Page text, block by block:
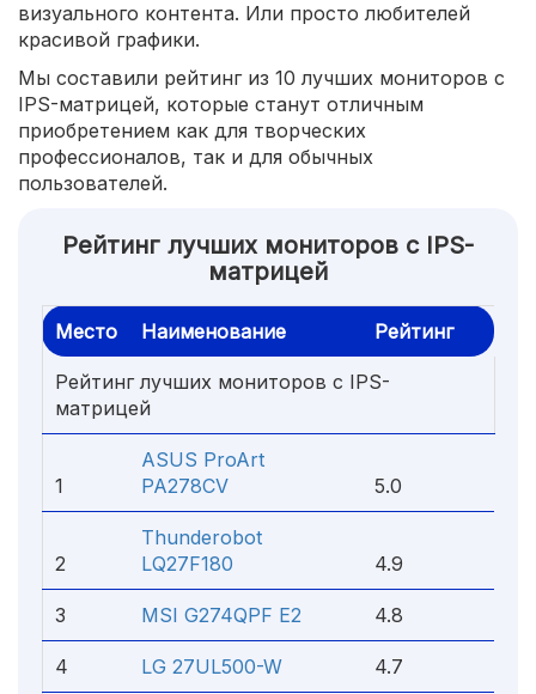
визуального контента. Или просто любителей
красивой графики.
Мы составили рейтинг из 10 лучших мониторов с
IPS-матрицей, которые станут отличным
приобретением как для творческих
профессионалов, так и для обычных
пользователей.
Рейтинг лучших мониторов с IPS-
матрицей
Место Наименование Рейтинг
Рейтинг лучших мониторов с IPS-
матрицей
1
ASUS ProArt
PA278CV
5.0
2
Thunderobot
LQ27F180
4.9
3 MSI G274QPF E2 4.8
4 LG 27UL500-W 4.7